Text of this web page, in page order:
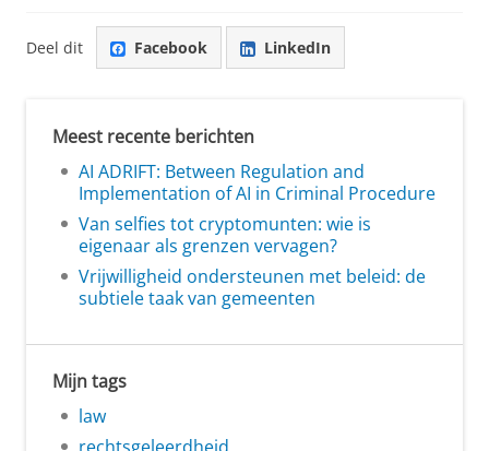
Deel dit Facebook LinkedIn
Meest recente berichten
AI ADRIFT: Between Regulation and
Implementation of AI in Criminal Procedure
Van selfies tot cryptomunten: wie is
eigenaar als grenzen vervagen?
Vrijwilligheid ondersteunen met beleid: de
subtiele taak van gemeenten
Mijn tags
law